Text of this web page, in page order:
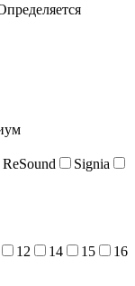
ReSound
Signia
12 14 15
16